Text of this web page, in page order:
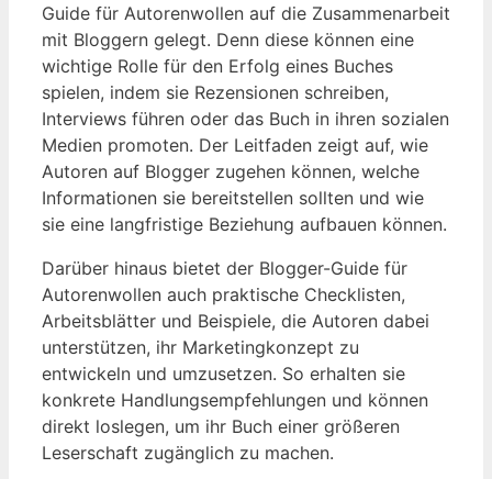
Guide für Autorenwollen auf die ⁢Zusammenarbeit
​mit Bloggern gelegt. Denn diese​ können eine
wichtige Rolle für den Erfolg eines Buches
⁢spielen, indem sie Rezensionen schreiben,
Interviews führen ⁣oder das Buch in ihren sozialen
Medien promoten. Der Leitfaden zeigt auf, wie
Autoren⁣ auf Blogger zugehen können, welche
Informationen sie bereitstellen sollten und wie
sie eine langfristige Beziehung aufbauen können.
Darüber hinaus bietet der Blogger-Guide für
Autorenwollen auch praktische⁣ Checklisten,
Arbeitsblätter und⁤ Beispiele, die Autoren dabei
unterstützen, ihr Marketingkonzept zu
entwickeln und umzusetzen. So erhalten sie ​
konkrete Handlungsempfehlungen und können
direkt ‌loslegen, um ihr Buch einer größeren
Leserschaft zugänglich zu‌ machen.